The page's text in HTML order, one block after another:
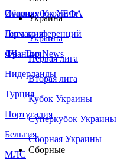
Сборная Украины
Италия
Германия
Франция
Нидерланды
Турция
Португалия
Бельгия
МЛС
Суперкубок УЕФА
Лига конференций
ЛЧ - Top News
Украина
Украина
Первая лига
Вторая лига
Кубок Украины
Суперкубок Украины
Сборная Украины
Сборные